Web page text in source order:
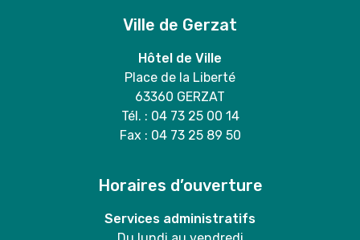
Ville de Gerzat
Hôtel de Ville
Place de la Liberté
63360 GERZAT
Tél. : 04 73 25 00 14
Fax : 04 73 25 89 50
Horaires d’ouverture
Services administratifs